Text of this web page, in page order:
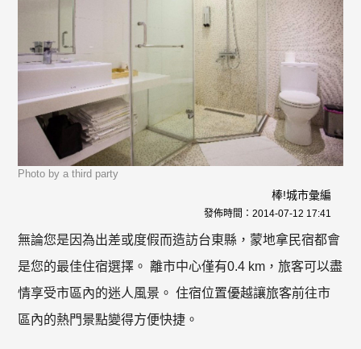
Photo by a third party
棒!城市彙編
發佈時間： 2014-07-12 17:41
無論您是因為出差或度假而造訪台東縣，蒙地拿民宿都會
是您的最佳住宿選擇。 離市中心僅有0.4 km，旅客可以盡
情享受市區內的迷人風景。 住宿位置優越讓旅客前往市
區內的熱門景點變得方便快捷。